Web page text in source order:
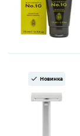
Новинка